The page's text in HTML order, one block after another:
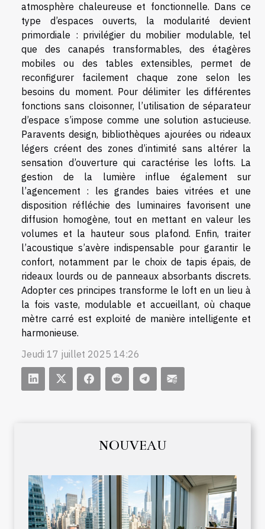
NOUVEAU
atmosphère chaleureuse et fonctionnelle. Dans ce
type d’espaces ouverts, la modularité devient
primordiale : privilégier du mobilier modulable, tel
que des canapés transformables, des étagères
mobiles ou des tables extensibles, permet de
reconfigurer facilement chaque zone selon les
besoins du moment. Pour délimiter les différentes
fonctions sans cloisonner, l’utilisation de séparateur
d’espace s’impose comme une solution astucieuse.
Paravents design, bibliothèques ajourées ou rideaux
légers créent des zones d’intimité sans altérer la
sensation d’ouverture qui caractérise les lofts. La
gestion de la lumière influe également sur
l’agencement : les grandes baies vitrées et une
disposition réfléchie des luminaires favorisent une
diffusion homogène, tout en mettant en valeur les
volumes et la hauteur sous plafond. Enfin, traiter
l’acoustique s’avère indispensable pour garantir le
confort, notamment par le choix de tapis épais, de
rideaux lourds ou de panneaux absorbants discrets.
Adopter ces principes transforme le loft en un lieu à
la fois vaste, modulable et accueillant, où chaque
mètre carré est exploité de manière intelligente et
harmonieuse.
Jeudi 17 juillet 2025 14:26